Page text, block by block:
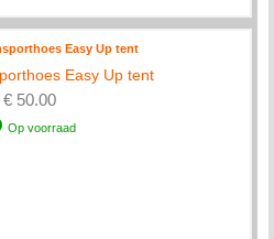
Easy Up tent
€ 50.00
Op voorraad